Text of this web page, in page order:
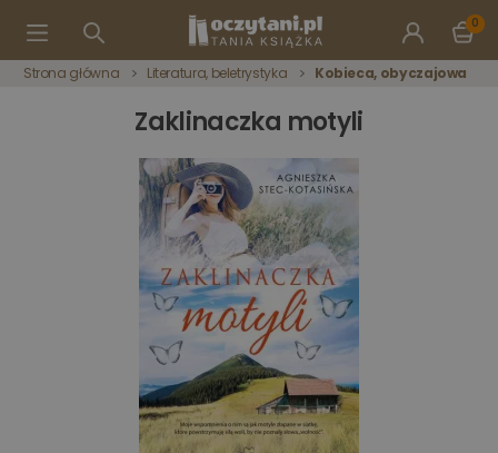
0
Strona główna Literatura, beletrystyka Kobieca, obyczajowa
Zaklinaczka motyli